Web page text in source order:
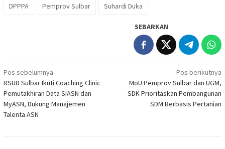
DPPPA Pemprov Sulbar Suhardi Duka
SEBARKAN
Navigasi
pos
Pos sebelumnya
RSUD Sulbar Ikuti Coaching Clinic
Pemutakhiran Data SIASN dan
MyASN, Dukung Manajemen
Talenta ASN
Pos berikutnya
MoU Pemprov Sulbar dan UGM,
SDK Prioritaskan Pembangunan
SDM Berbasis Pertanian